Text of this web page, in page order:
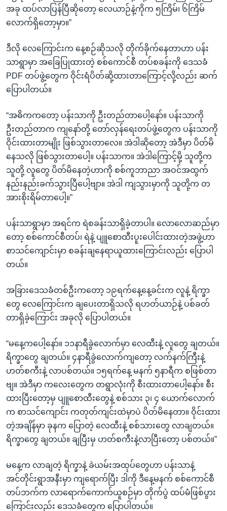
အခု ထပ်လာပြန်ပြီဆိုတော့ လေယာဉ်နဲ့ကိုက ၅ကြိမ်၊ ၆ကြိမ်
လောက်ရှိတော့မှာ။”
ဒီလို လေကြောင်းက နေ့စဉ်ဆိုသလို တိုက်ခိုက်နေတာဟာ ပန်း
သာရွာမှာ အခြေပြုထားတဲ့ စစ်ကောင်စီ တပ်စခန်းကို ဒေသခံ
PDF တပ်ဖွဲ့တွေက ဝိုင်းရံပိတ်ဆို့ထားတာကြောင့်လို့လည်း ဆက်
ပြောပါတယ်။
“အဓိကကတော့ ပန်းသာကို ဦးတည်တာပေါ့နော်။ ပန်းသာကို
ဦးတည်တာက ကျနော်တို့ တော်လှန်ရေးတပ်ဖွဲ့တွေက ပန်းသာကို
ဝိုင်းထားတာမျိုး ဖြစ်သွားတာလေ။ အဲဒါဆိုတော့ အဲဒီမှာ ပိတ်မိ
နေသလို ဖြစ်သွားတာပေါ့။ ပန်းသာက။ အဲဒါကြောင့်မို့ သူတို့က
သူတို့ လူတွေ ပိတ်မိနေတဲ့ဟာကို စစ်ကူဘာညာ အဝင်အထွက်
နည်းနည်းခက်သွားပြီပေါ့ဗျာ။ အဲဒါ ကျသွားမှာကို သူတို့က တ
အားစိုးရိမ်တာပေါ့။”
ပန်းသာရွာမှာ အရင်က ရဲစခန်းသာရှိခဲ့တာပါ။ လောလောဆည်မှာ
တော့ စစ်ကောင်စီတပ်၊ ရဲနဲ့ ပျူစောထီးပူးပေါင်းထားတဲ့အဖွဲ့ဟာ
စာသင်ကျောင်းမှာ စခန်းချနေရာယူထားကြောင်းလည်း ပြောပါ
တယ်။
အခြားဒေသခံတစ်ဦးကတော့ ၁၉ရက်နေ့နေ့ခင်းက လူနဲ့ ရိက္ခာ
တွေ လေကြောင်းက ချပေးတာရှိသလို ရဟတ်ယာဉ်နဲ့ ပစ်ခတ်
တာရှိခဲ့ကြောင်း အခုလို ပြောပါတယ်။
“မနေ့ကပေါ့နော်။ ၁၁နာရီခွဲလောက်မှာ လေထီးနဲ့ လူတွေ ချတယ်။
ရိက္ခာတွေ ချတယ်။ ၄နာရီခွဲလောက်ကျတော့ လက်နက်ကြီးနဲ့
ဟတ်စကီးနဲ့ လာပစ်တယ်။ ၁၅ရက်နေ့ မနက် ၅နာရီက စဖြစ်တာ
ဗျ။ အဲဒီမှာ ကလေးတွေက တရွာလုံးကို စီးထားတာပေါ့နော်။ စီး
ထားပြီးတော့မှ ပျူစောထီးတွေနဲ့ စစ်သား ၃၊ ၄ ယောက်လောက်
က စာသင်ကျောင်း ကတုတ်ကျင်းထဲမှာပဲ ပိတ်မိနေတာ။ ဝိုင်းထား
တဲ့အချိန်မှာ ခုနက ပြောတဲ့ လေထီးနဲ့ စစ်သားတွေ လာချတယ်။
ရိက္ခာတွေ ချတယ်။ ချပြီးမှ ဟတ်စကီးနဲ့လာပြီးတော့ ပစ်တယ်။”
မနေ့က လာချတဲ့ ရိက္ခာနဲ့ ခဲယမ်းအထုပ်တွေဟာ ပန်းသာနဲ့
အင်တိုင်းရွာအနီးမှာ ကျရောက်ပြီး ဒါကို ဒီနေ့မနက် စစ်ကောင်စီ
တပ်ဘက်က လာရောက်ကောက်ယူစဉ်မှာ တိုက်ပွဲ ထပ်မံဖြစ်ပွား
ကြောင်းလည်း ဒေသခံတွေက ပြောပါတယ်။